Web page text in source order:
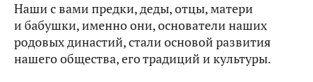
Наши с вами предки, деды, отцы, матери
и бабушки, именно они, основатели наших
родовых династий, стали основой развития
нашего общества, его традиций и культуры.